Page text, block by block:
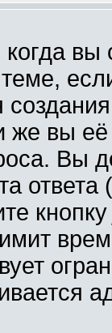
же вы её
Вы
ответа